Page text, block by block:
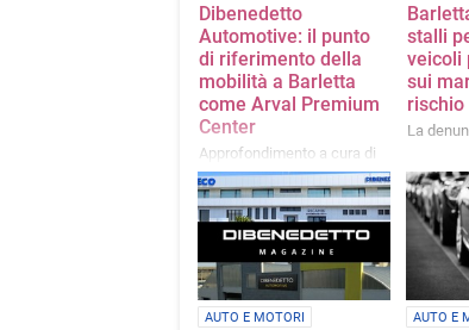
Dibenedetto
Automotive: il punto
di riferimento della
mobilità a Barletta
come Arval Premium
Center
Approfondimento a cura di
Dibenedetto Automotive
stalli
veicoli
sui
rischio
La
AUTO E MOTORI AUTO E